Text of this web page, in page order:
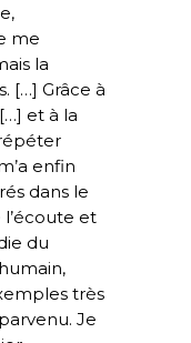
me
la
[…] Grâce à
et à la
enfin
dans le
l’écoute et
du
très
Je